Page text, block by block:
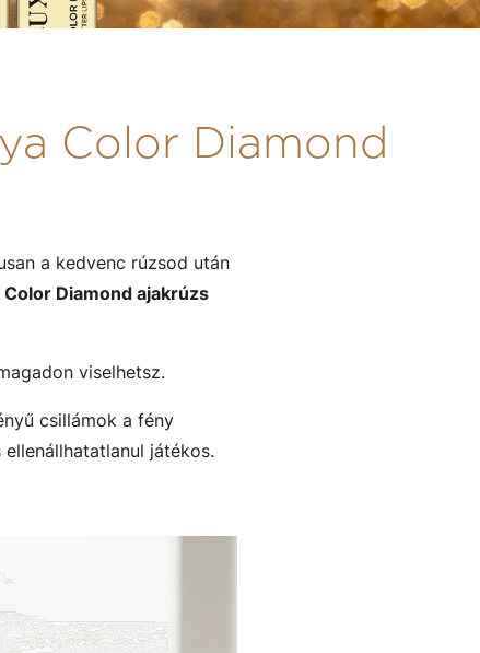
Color Diamond
a kedvenc rúzsod után
Color Diamond ajakrúzs
viselhetsz.
csillámok a fény
játékos.